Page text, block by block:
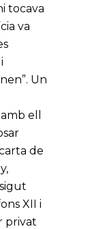
tocava
va
Un
ell
de
XII i
privat